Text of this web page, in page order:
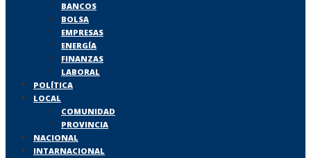
BANCOS
BOLSA
EMPRESAS
ENERGÍA
FINANZAS
LABORAL
POLÍTICA
LOCAL
COMUNIDAD
PROVINCIA
NACIONAL
INTARNACIONAL